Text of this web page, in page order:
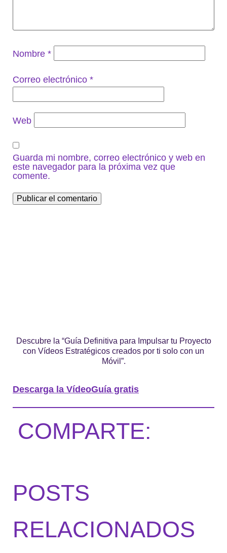
Nombre *
Correo electrónico *
Web
Guarda mi nombre, correo electrónico y web en
este navegador para la próxima vez que
comente.
Descubre la “Guía Definitiva para Impulsar tu Proyecto
con Vídeos Estratégicos creados por ti solo con un
Móvil”.
Descarga la VídeoGuía gratis
COMPARTE:
POSTS
RELACIONADOS